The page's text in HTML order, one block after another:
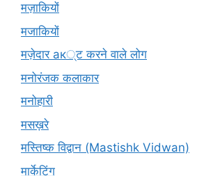
मज़ाकियों
मजाकियों
मज़ेदार ак्ट करने वाले लोग
मनोरंजक कलाकार
मनोहारी
मसख़रे
मस्तिष्क विद्वान (Mastishk Vidwan)
मार्केटिंग